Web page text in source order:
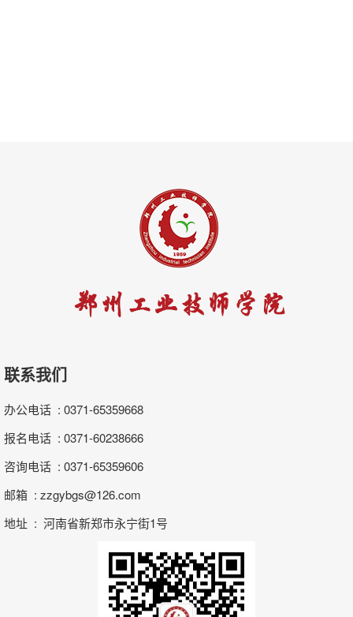
联系我们
办公电话 : 0371-65359668
报名电话 : 0371-60238666
咨询电话 : 0371-65359606
邮箱 : zzgybgs@126.com
地址 : 河南省新郑市永宁街1号